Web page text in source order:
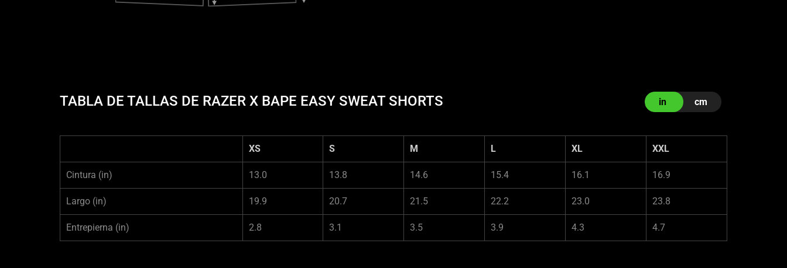
TABLA DE TALLAS DE RAZER X BAPE EASY SWEAT SHORTS in cm
XS S M L XL XXL
Cintura (in) 13.0 13.8 14.6 15.4 16.1 16.9
Largo (in) 19.9 20.7 21.5 22.2 23.0 23.8
Entrepierna (in) 2.8 3.1 3.5 3.9 4.3 4.7